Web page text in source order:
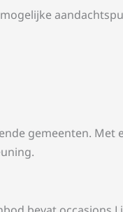
gemeenten. Met